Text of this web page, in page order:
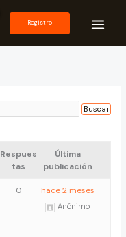
Registro
Respues
tas
Última
publicación
0 hace 2 meses
Anónimo